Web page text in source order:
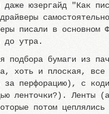
юзергайд "Как
писали в основном
до утра.
подбора бумаги из
хоть и плоская, все
за перфорацию), с
ленточки?). Ленты
потом